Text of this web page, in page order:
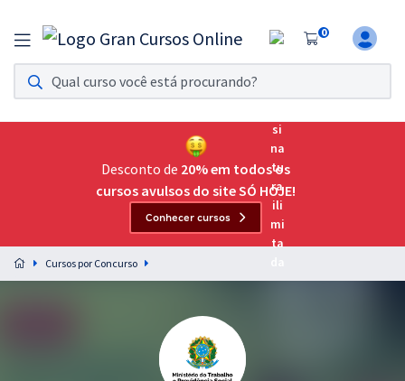
0
Assinatura Ilimitada 11
Acesso a todos os cursos. Teste grátis por 7 dias!
Assinatura OAB Até Passar
Acesso ilimitado a toda preparação para o Exame da
Preparação completa e intensiva para as principais
residências em saúde do Brasil
Desconto de 20% em todos os
cursos avulsos do site SÓ HOJE!
Conhecer cursos
Cursos por Concurso